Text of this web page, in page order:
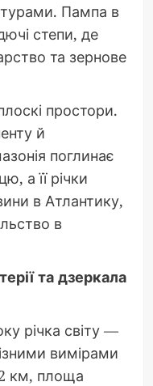
Пампа в
степи, де
та зернове
простори.
й
поглинає
а її річки
в Атлантику,
в
та дзеркала
річка світу —
вимірами
км, площа